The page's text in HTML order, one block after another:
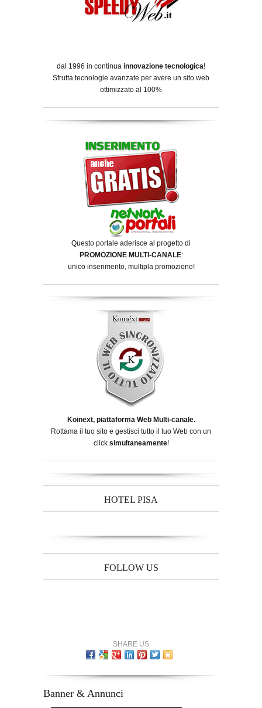
dal 1996 in continua innovazione tecnologica!
Sfrutta tecnologie avanzate per avere un sito web
ottimizzato al 100%
Questo portale aderisce al progetto di
PROMOZIONE MULTI-CANALE:
unico inserimento, multipla promozione!
Koinext, piattaforma Web Multi-canale.
Rottama il tuo sito e gestisci tutto il tuo Web con un
click simultaneamente!
HOTEL PISA
FOLLOW US
SHARE US
Banner & Annunci